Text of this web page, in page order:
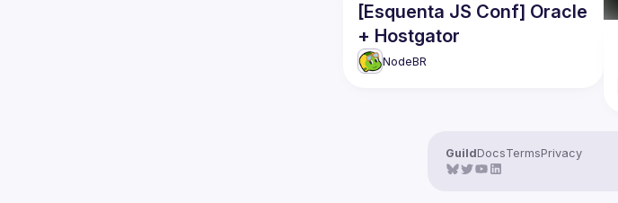
[Esquenta JS Conf] Oracle
+ Hostgator
NodeBR
GuildDocsTermsPrivacy